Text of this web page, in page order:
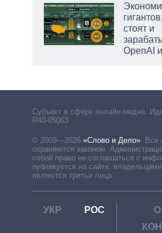
стоят и
OpenAI
Субъект в сфере онлайн-медиа.
R40-05063
© 2009—2026 «Слово и Дело»
Все
охраняются законом.
собой право не соглашаться с
публикуется на сайте, владельцами
являются третьи лица.
УКР РОС